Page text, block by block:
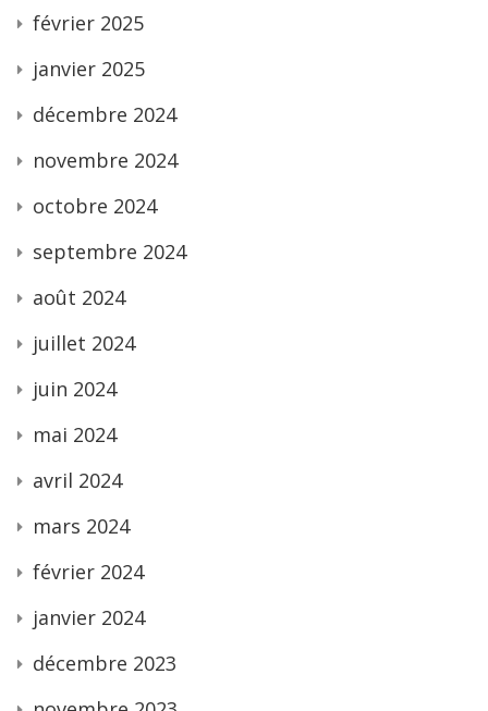
février 2025
janvier 2025
décembre 2024
novembre 2024
octobre 2024
septembre 2024
août 2024
juillet 2024
juin 2024
mai 2024
avril 2024
mars 2024
février 2024
janvier 2024
décembre 2023